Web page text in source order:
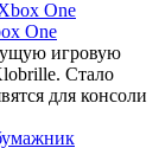
One
игровую
Стало
для консоли